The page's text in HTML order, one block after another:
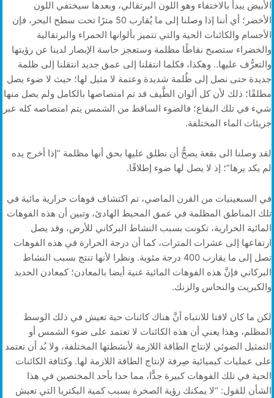
الأبيض يبدأ بالاختفاء وهو اللون البرتقالي، وبعدها سيختفي اللون
الأخضر؛ أي أننا إذا وصلنا إلى ما يُقارب 50 مترًا تحت سطح البحر، فإن
الأجسام والكائنات الحية والتي تتميز بألوانها الحمراء والبرتقالية
والخضراء ستصبح نقاطًا مظلمة وستعجز حاسة الإبصار لدينا عن رؤيتها
والتعرُّف عليها.. وهكذا، فكلما انتقلنا إلى عمق جديد انتقلنا إلى ظلمة
جديدة حتى نصل إلى ظُلمة شديدة وعتمة لا مثيل لها؛ حيث لا ضوء يصل
مطلقًا؛ ذلك لأن كل ألوان الطَّيف قد تم امتصاصها بالكامل ولم يصل منها
شيء في تلك البقاع؛ فالضوء الساقط من الشمس يتم امتصاصه كله عبر
جزيئات الماء المختلفة.
لقد وصلنا الى بقعة يصحُّ أن نطلق عليها بحق أنها مظلمة “إذا أخرج يده
لم يكد يرها”؛ إذ لا يصل لها ضوء إطلاقًا.
في السبعينيات من القرن الماضي، تم اكتشاف فوهات حرارية مائية في
تلك المناطق المظلمة في عمق المحيط الهادئ، وتبين أن هذه الفوهات
المائية الحرارية، تكونت بسبب النشاط البركاني للأرض، وقد يصل
ارتفاعها إلى عشرات المترات، كما أن درجة الحرارة في هذه الفوهات
تصل إلى ما يقارب 400 درجة مئوية. ونظرا لأنها تنتج بسبب النشاط
البركاني فإنَّ هذه الفوهات المائية غنية أيضا بالمعادن؛ كمعادن الحديد
والكبريت والنحاس والزنك.
لكن ما كان لافتا للانتباه أنَّ هناك كائنات حية تعيش في ذلك الوسط
المظلم، وهذا يعني أن هذه الكائنات لا تعتمد على ضوء الشمس أو
التمثيل الضوئي لإنتاج الطاقة اللازمة لأنشطتها المختلفة، ولا بُد أن تعتمد
على عمليات كيميائية صِرفة لإنتاج الطاقة اللازمة لها. وكثافة الكائنات
الحية في تلك الفوهات كبيرة جدًّا، مما حدا بأحد المختصين في هذا
الشأن للقول: “لا يمكنك رؤية الصخرة بسبب كمية البكتريا التي تعيش